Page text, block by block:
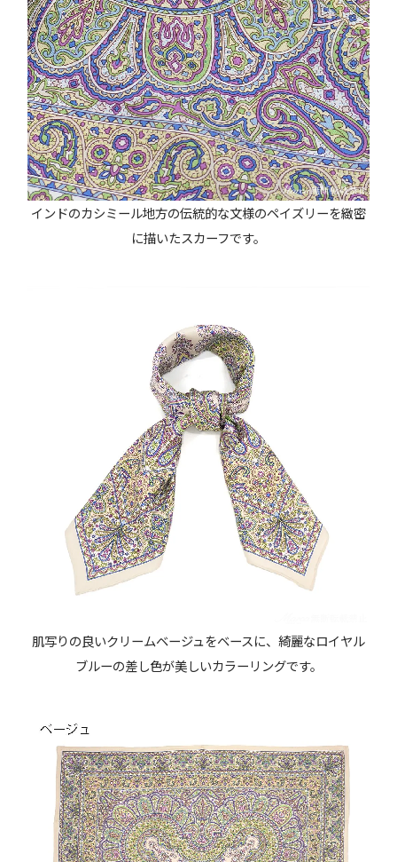
インドのカシミール地方の伝統的な文様のペイズリーを緻密
に描いたスカーフです。
肌写りの良いクリームベージュをベースに、綺麗なロイヤル
ブルーの差し色が美しいカラーリングです。